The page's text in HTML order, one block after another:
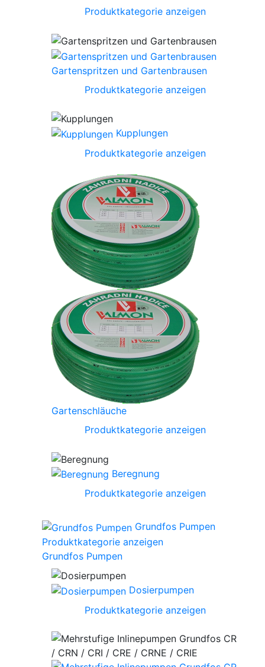
Produktkategorie anzeigen
Gartenspritzen und Gartenbrausen
Produktkategorie anzeigen
Kupplungen
Produktkategorie anzeigen
Gartenschläuche
Produktkategorie anzeigen
Beregnung
Produktkategorie anzeigen
Grundfos Pumpen
Produktkategorie anzeigen
Grundfos Pumpen
Dosierpumpen
Produktkategorie anzeigen